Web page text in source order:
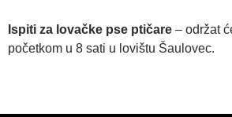
Ispiti za lovačke pse ptičare – održat
početkom u 8 sati u lovištu Šaulovec.